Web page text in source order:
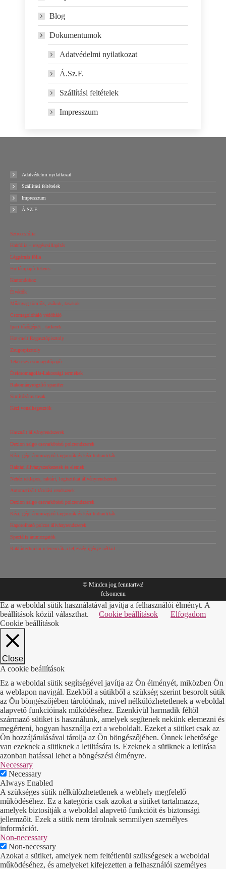
Blog
Dokumentumok
Adatvédelmi nyilatkozat
Á.Sz.F.
Szállítási feltételek
Impresszum
Adatvédelmi nyilatkozat
Szállítási feltételek
Impresszum
Á.SZ.F.
Sztreccsfólia
Habfólia – rezgéscsillapítás
Légpárnás fólia
Hullámpapír tekercs
Kartondoboz
Élvédők
Műanyag tömlők, zsákok, tasakok
Csomagolóháló védőháló
Ipari tűzőgépek , tackerek
Hot-melt Ragasztópisztoly
Zsugorpisztoly
Tekercses csomagolópapír
Ételcsomagolás-Lakossági termékek
Rakományrögzítő spanifer
Simítózáras tasak
Kézi vonalhegesztők
Használt állványrendszerek
Dexion salgo csavarkötésű polcrendszerek
Kézi, gépi árumozgató targoncák és kézi hidraulikák
Raktári állványszerkezetek és elemek
Nehéz raklapos, raktári, logisztikai állványrendszerek
Automatizált tárolási rendszerek
Dexion salgo csavarkötésű polcrendszerek
Kézi, gépi árumozgató targoncák és kézi hidraulikák
Kapcsolható polcos állványrendszerek
Speciális árumozgatók
Raktártechnikai referenciák a teljesség igénye nélkül…
© Minden jog fenntartva!
felsomenu
Ez a weboldal sütik használatával javítja a felhasználói élményt. A
beállítások közül választhat.
Cookie beállítások
Elfogadom
Cookie beállítások
Close
A cookie beállítások
Ez a weboldal sütik segítségével javítja az Ön élményét, miközben Ön
a weblapon navigál. Ezekből a sütikből a szükség szerint besorolt sütik
az Ön böngészőjében tárolódnak, mivel nélkülözhetetlenek a weboldal
alapvető funkcióinak működéséhez. Ezenkívül harmadik féltől
származó sütiket is használunk, amelyek segítenek nekünk elemezni és
megérteni, hogyan használja ezt a weboldalt. Ezeket a sütiket csak az
Ön hozzájárulásával tárolja az Ön böngészőjében. Önnek lehetősége
van ezeknek a sütiknek a letiltására is. Ezeknek a sütiknek a letiltása
azonban hatással lehet a böngészési élményre.
Necessary
Necessary
Always Enabled
A szükséges sütik nélkülözhetetlenek a webhely megfelelő
működéséhez. Ez a kategória csak azokat a sütiket tartalmazza,
amelyek biztosítják a weboldal alapvető funkcióit és biztonsági
jellemzőit. Ezek a sütik nem tárolnak semmilyen személyes
információt.
Non-necessary
Non-necessary
Azokat a sütiket, amelyek nem feltétlenül szükségesek a weboldal
működéséhez, és amelyeket kifejezetten a felhasználói személyes